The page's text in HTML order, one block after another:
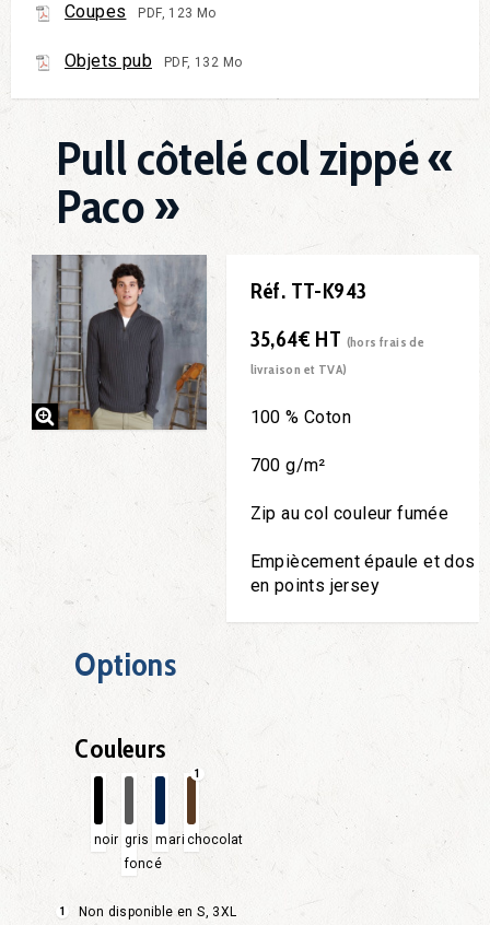
Pull côtelé col zippé «
Paco »
Réf. TT-K943
35,64€ HT (hors frais de
livraison et TVA)
100 % Coton
700 g/m²
Zip au col couleur fumée
Empiècement épaule et dos
en points jersey
Options
Couleurs
noir gris
foncé
marinechocolat
1
1 Non disponible en S, 3XL
Coupes PDF, 123 Mo
Objets pub PDF, 132 Mo